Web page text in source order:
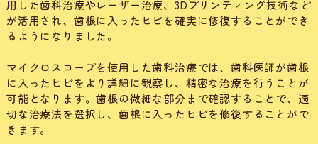
用した歯科治療やレーザー治療、3Dプリンティング技術など
が活用され、歯根に入ったヒビを確実に修復することができ
るようになりました。
マイクロスコープを使用した歯科治療では、歯科医師が歯根
に入ったヒビをより詳細に観察し、精密な治療を行うことが
可能となります。歯根の微細な部分まで確認することで、適
切な治療法を選択し、歯根に入ったヒビを修復することがで
きます。